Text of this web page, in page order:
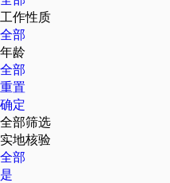
工作性质
全部
年龄
全部
重置
确定
全部筛选
实地核验
全部
是